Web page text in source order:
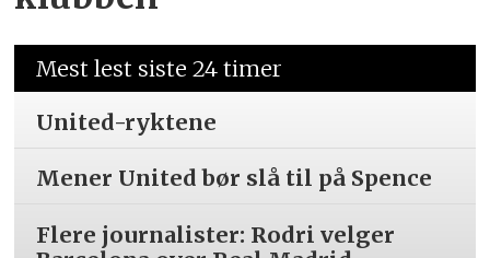
Mest lest siste 24 timer
United-ryktene
Mener United bør slå til på Spence
Flere journalister: Rodri velger